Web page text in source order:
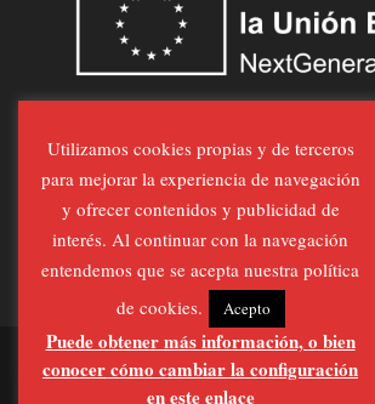
Página Realizada por Al-Feraz
Utilizamos cookies propias y de terceros
para mejorar la experiencia de navegación
y ofrecer contenidos y publicidad de
interés. Al continuar con la navegación
entendemos que se acepta nuestra política
de cookies.
Acepto
Puede obtener más información, o bien
conocer cómo cambiar la configuración
en este enlace